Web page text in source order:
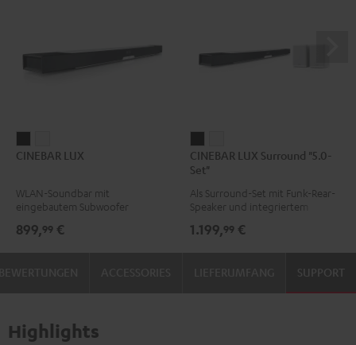
LUXLUX
CINEBAR LUX
WLAN-Soundbar mit
eingebautem Subwoofer
899,99 €
LUX
Surround
"5.0-
Schwarz
LUX
"5.0-
Weiß
CINEBAR LUX Surround "5.0-
Set"
Als Surround-Set mit Funk-Rear-
Speaker und integriertem
1.199,99 €
SUPPORT
Highlights